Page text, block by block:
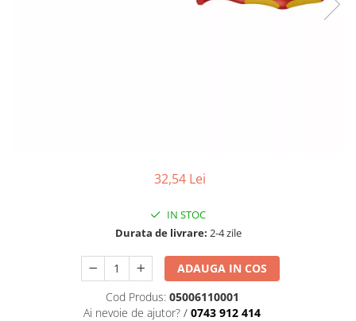
32,54 Lei
IN STOC
Durata de livrare: 2-4 zile
ADAUGA IN COS
Cod Produs: 05006110001
Ai nevoie de ajutor? / 0743 912 414